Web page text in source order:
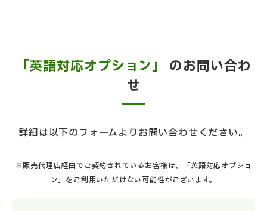
「英語対応オプション」 のお問い合わ
せ
詳細は以下のフォームよりお問い合わせください。
※販売代理店経由でご契約されているお客様は、「英語対応オプショ
ン」をご利用いただけない可能性がございます。